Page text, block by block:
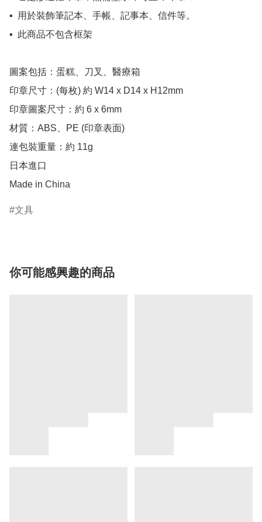
▪️  用於裝飾筆記本、手帳、記事本、信件等。
▪️  此商品不包含框架
圖案包括：蛋糕、刀叉、醫療箱
印章尺寸：(每枚) 約 W14 x D14 x H12mm
印章圖案尺寸：約 6 x 6mm
材質：ABS、PE (印章表面)
連包裝重量：約 11g
日本進口
Made in China
文具
你可能感興趣的商品